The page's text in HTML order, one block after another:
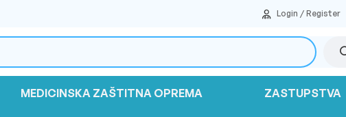
Login / Register
MEDICINSKA ZAŠTITNA OPREMA
ZASTUPSTVA